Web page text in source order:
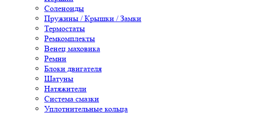
Соленоиды
Пружины / Крышки / Замки
Термостаты
Ремкомплекты
Венец маховика
Ремни
Блоки двигателя
Шатуны
Натяжители
Система смазки
Уплотнительные кольца